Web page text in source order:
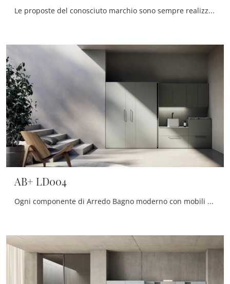
Le proposte del conosciuto marchio sono sempre realizzate in materiali eccellenti, in grado di resistere nel tempo all'azione di umidità e agenti ...
AB+ LD004
Ogni componente di Arredo Bagno moderno con mobili bagno per lavanderia della firma serve a rendere il locale di destinazione uno spazio tutto da ...